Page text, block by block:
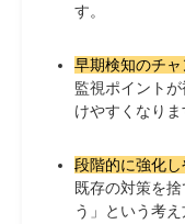
す。
早期検知のチ
監視ポイント
けやすくなりま
段階的に強化
既存の対策を
う」という考